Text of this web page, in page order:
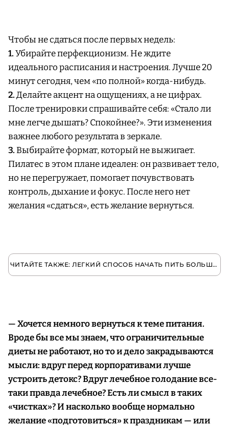
Чтобы не сдаться после первых недель:
1.Убирайте перфекционизм. Не ждите
идеального расписания и настроения. Лучше 20
минут сегодня, чем «по полной» когда-нибудь.
2.Делайте акцент на ощущениях, а не цифрах.
После тренировки спрашивайте себя: «Стало ли
мне легче дышать? Спокойнее?». Эти изменения
важнее любого результата в зеркале.
3.Выбирайте формат, который не выжигает.
Пилатес в этом плане идеален: он развивает тело,
но не перегружает, помогает почувствовать
контроль, дыхание и фокус. После него нет
желания «сдаться», есть желание вернуться.
ЧИТАЙТЕ ТАКЖЕ: ЛЕГКИЙ СПОСОБ НАЧАТЬ ПИТЬ БОЛЬШЕ ВОДЫ
— Хочется немного вернуться к теме питания.
Вроде бы все мы знаем, что ограничительные
диеты не работают, но то и дело закрадываются
мысли: вдруг перед корпоративами лучше
устроить детокс? Вдруг лечебное голодание все-
таки правда лечебное? Есть ли смысл в таких
«чистках»? И насколько вообще нормально
желание «подготовиться» к праздникам — или